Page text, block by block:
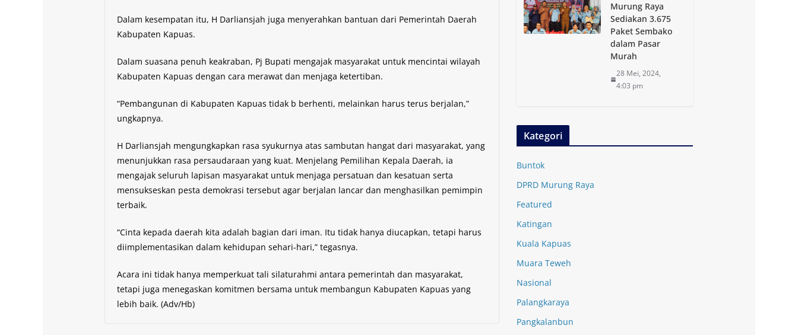
Dalam kesempatan itu, H Darliansjah juga menyerahkan bantuan dari Pemerintah Daerah
Kabupaten Kapuas.
Dalam suasana penuh keakraban, Pj Bupati mengajak masyarakat untuk mencintai wilayah
Kabupaten Kapuas dengan cara merawat dan menjaga ketertiban.
“Pembangunan di Kabupaten Kapuas tidak b berhenti, melainkan harus terus berjalan,”
ungkapnya.
H Darliansjah mengungkapkan rasa syukurnya atas sambutan hangat dari masyarakat, yang
menunjukkan rasa persaudaraan yang kuat. Menjelang Pemilihan Kepala Daerah, ia
mengajak seluruh lapisan masyarakat untuk menjaga persatuan dan kesatuan serta
mensukseskan pesta demokrasi tersebut agar berjalan lancar dan menghasilkan pemimpin
terbaik.
“Cinta kepada daerah kita adalah bagian dari iman. Itu tidak hanya diucapkan, tetapi harus
diimplementasikan dalam kehidupan sehari-hari,” tegasnya.
Acara ini tidak hanya memperkuat tali silaturahmi antara pemerintah dan masyarakat,
tetapi juga menegaskan komitmen bersama untuk membangun Kabupaten Kapuas yang
lebih baik. (Adv/Hb)
Murung Raya
Sediakan 3.675
Paket Sembako
dalam Pasar
Murah
28 Mei, 2024,
4:03 pm
Kategori
Buntok
DPRD Murung Raya
Featured
Katingan
Kuala Kapuas
Muara Teweh
Nasional
Palangkaraya
Pangkalanbun